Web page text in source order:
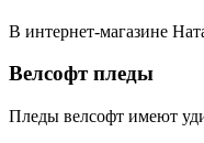
В интернет-магазине
Велсофт пледы
Пледы велсофт имеют